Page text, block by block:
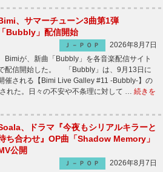
、サマーチューン3曲第1弾
「Bubbly」配信開始
Ｊ－ＰＯＰ
2026年8月7日
Bimiが、新曲「Bubbly」を各音楽配信サイト
配信開始した。 「Bubbly」は、9月13日に
催される【Bimi Live Galley #11 -Bubbly-】の
れた。日々の不安や不条理に対して … 続きを
、ドラマ『今夜もシリアルキラーと
ち合わせ』OP曲「Shadow Memory」
公開
Ｊ－ＰＯＰ
2026年8月7日